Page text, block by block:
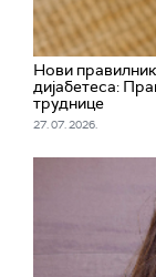
Нови
дијабетеса:
труднице
27. 07. 2026.